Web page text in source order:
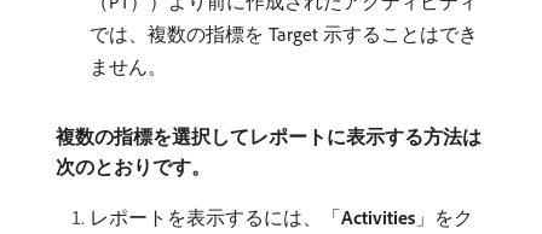
では、複数の指標を Target 示することはでき
ません。
複数の指標を選択してレポートに表示する方法は
次のとおりです。
レポートを表示するには、「Activities 」をク